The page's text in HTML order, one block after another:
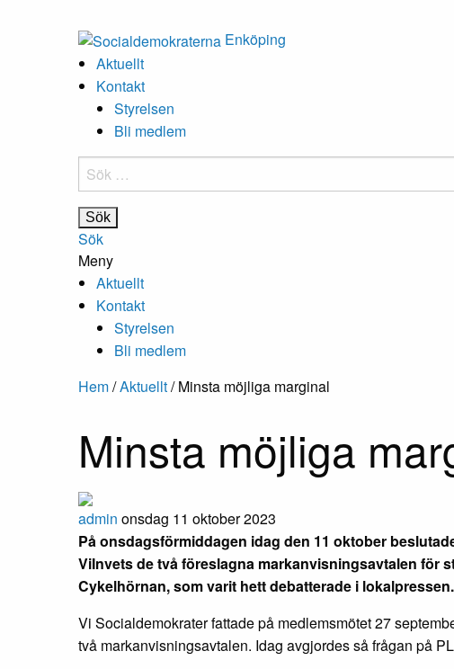
Enköping
Aktuellt
Kontakt
Styrelsen
Bli medlem
Sök
efter:
Sök
Meny
Aktuellt
Kontakt
Styrelsen
Bli medlem
Hem/Aktuellt/Minsta möjliga marginal
Minsta möjliga
admin onsdag 11 oktober 2023
På onsdagsförmiddagen idag den 11 oktober
ViInvets de två föreslagna markanvisningsavtalen för
Cykelhörnan, som varit hett debatterade i lokalpressen.
Vi Socialdemokrater fattade på medlemsmötet 27
två markanvisningsavtalen. Idag avgjordes så frågan på